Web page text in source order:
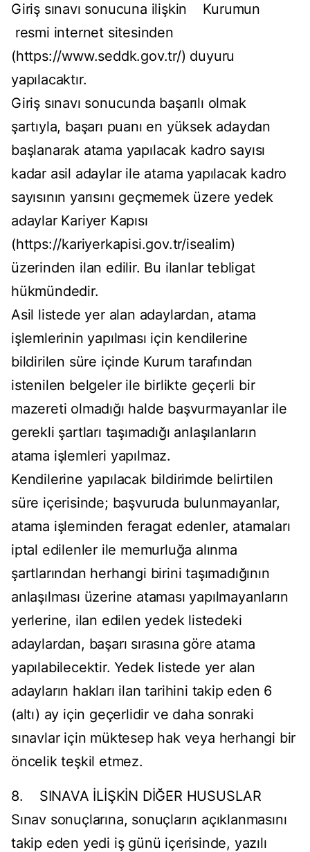
Giriş sınavı sonucuna ilişkin Kurumun
resmi internet sitesinden
(https://www.seddk.gov.tr/) duyuru
yapılacaktır.
Giriş sınavı sonucunda başarılı olmak
şartıyla, başarı puanı en yüksek adaydan
başlanarak atama yapılacak kadro sayısı
kadar asil adaylar ile atama yapılacak kadro
sayısının yarısını geçmemek üzere yedek
adaylar Kariyer Kapısı
(https://kariyerkapisi.gov.tr/isealim)
üzerinden ilan edilir. Bu ilanlar tebligat
hükmündedir.
Asil listede yer alan adaylardan, atama
işlemlerinin yapılması için kendilerine
bildirilen süre içinde Kurum tarafından
istenilen belgeler ile birlikte geçerli bir
mazereti olmadığı halde başvurmayanlar ile
gerekli şartları taşımadığı anlaşılanların
atama işlemleri yapılmaz.
Kendilerine yapılacak bildirimde belirtilen
süre içerisinde; başvuruda bulunmayanlar,
atama işleminden feragat edenler, atamaları
iptal edilenler ile memurluğa alınma
şartlarından herhangi birini taşımadığının
anlaşılması üzerine ataması yapılmayanların
yerlerine, ilan edilen yedek listedeki
adaylardan, başarı sırasına göre atama
yapılabilecektir. Yedek listede yer alan
adayların hakları ilan tarihini takip eden 6
(altı) ay için geçerlidir ve daha sonraki
sınavlar için müktesep hak veya herhangi bir
öncelik teşkil etmez.
8. SINAVA İLİŞKİN DİĞER HUSUSLAR
Sınav sonuçlarına, sonuçların açıklanmasını
takip eden yedi iş günü içerisinde, yazılı